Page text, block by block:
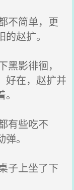
不简单，更
赵扩。
影徘徊，
好在，赵扩并
有些吃不
。
子上坐了下